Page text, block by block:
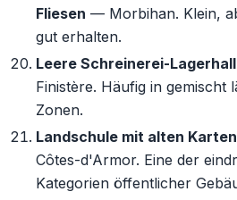
Fliesen — Morbihan. Klein,
gut erhalten.
Leere Schreinerei-
Finistère. Häufig in gemischt
Zonen.
Landschule mit alten
Côtes-d'Armor. Eine der
Kategorien öffentlicher